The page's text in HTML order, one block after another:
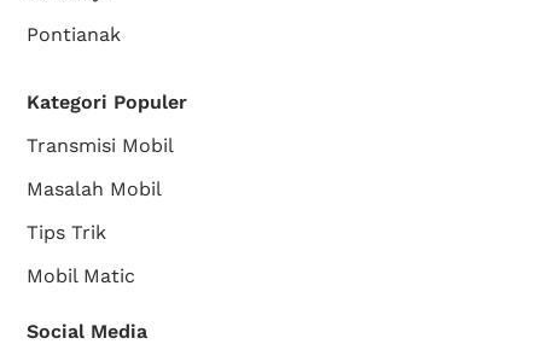
Pontianak
Kategori Populer
Transmisi Mobil
Masalah Mobil
Tips Trik
Mobil Matic
Social Media